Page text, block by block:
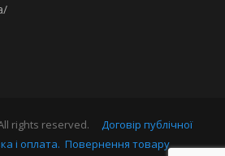
rights reserved. Договір публічної
і оплата. Повернення товару